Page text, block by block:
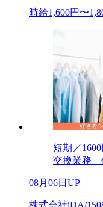
時給1,600円〜
短期／
交換業務
08月06日UP